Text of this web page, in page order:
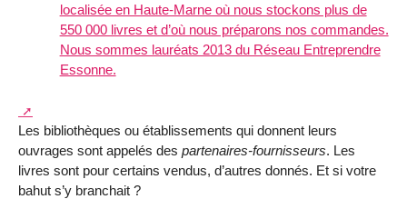
localisée en Haute-Marne où nous stockons plus de
550 000 livres et d’où nous préparons nos commandes.
Nous sommes lauréats 2013 du Réseau Entreprendre
Essonne.
Les bibliothèques ou établissements qui donnent leurs
ouvrages sont appelés des partenaires-fournisseurs. Les
livres sont pour certains vendus, d’autres donnés. Et si votre
bahut s’y branchait ?